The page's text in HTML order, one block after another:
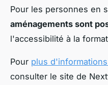
Pour les personnes en
aménagements sont
l'accessibilité à la
Pour plus
consulter le site de